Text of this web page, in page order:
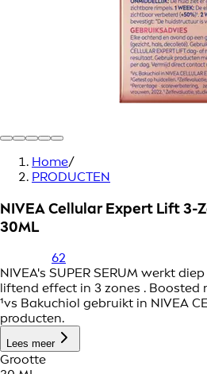
Home/
PRODUCTEN
NIVEA Cellular Expert Lift 3-
30ML
62
NIVEA's SUPER SERUM werkt
liftend effect in 3 zones . Boosted
¹vs Bakuchiol gebruikt in NIVEA
producten.
Lees meer
Grootte